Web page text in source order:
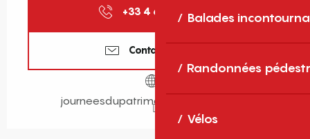
Balades
Randonnées
Vélos
+33 4 68 66 30 ▒▒
Contactez-nous
journeesdupatrimoine.culture.gouv.fr